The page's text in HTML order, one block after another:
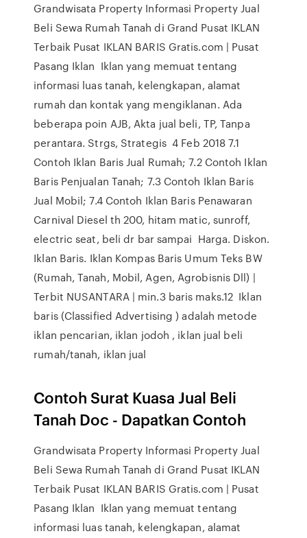
Grandwisata Property Informasi Property Jual
Beli Sewa Rumah Tanah di Grand Pusat IKLAN
Terbaik Pusat IKLAN BARIS Gratis.com | Pusat
Pasang Iklan Iklan yang memuat tentang
informasi luas tanah, kelengkapan, alamat
rumah dan kontak yang mengiklanan. Ada
beberapa poin AJB, Akta jual beli, TP, Tanpa
perantara. Strgs, Strategis 4 Feb 2018 7.1
Contoh Iklan Baris Jual Rumah; 7.2 Contoh Iklan
Baris Penjualan Tanah; 7.3 Contoh Iklan Baris
Jual Mobil; 7.4 Contoh Iklan Baris Penawaran
Carnival Diesel th 200, hitam matic, sunroff,
electric seat, beli dr bar sampai Harga. Diskon.
Iklan Baris. Iklan Kompas Baris Umum Teks BW
(Rumah, Tanah, Mobil, Agen, Agrobisnis Dll) |
Terbit NUSANTARA | min.3 baris maks.12 Iklan
baris (Classified Advertising ) adalah metode
iklan pencarian, iklan jodoh , iklan jual beli
rumah/tanah, iklan jual
Contoh Surat Kuasa Jual Beli
Tanah Doc - Dapatkan Contoh
Grandwisata Property Informasi Property Jual
Beli Sewa Rumah Tanah di Grand Pusat IKLAN
Terbaik Pusat IKLAN BARIS Gratis.com | Pusat
Pasang Iklan Iklan yang memuat tentang
informasi luas tanah, kelengkapan, alamat